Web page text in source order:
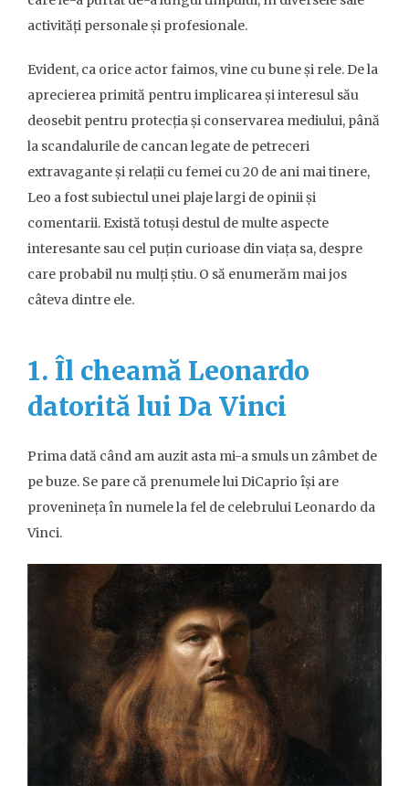
activități personale și profesionale.
Evident, ca orice actor faimos, vine cu bune și rele. De la
aprecierea primită pentru implicarea și interesul său
deosebit pentru protecția și conservarea mediului, până
la scandalurile de cancan legate de petreceri
extravagante și relații cu femei cu 20 de ani mai tinere,
Leo a fost subiectul unei plaje largi de opinii și
comentarii. Există totuși destul de multe aspecte
interesante sau cel puțin curioase din viața sa, despre
care probabil nu mulți știu. O să enumerăm mai jos
câteva dintre ele.
1. Îl cheamă Leonardo
datorită lui Da Vinci
Prima dată când am auzit asta mi-a smuls un zâmbet de
pe buze. Se pare că prenumele lui DiCaprio își are
provenineța în numele la fel de celebrului Leonardo da
Vinci.